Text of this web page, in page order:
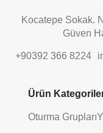
Kocatepe Sokak.
Güven
+90392 366 8224
Ürün
Oturma Grupları